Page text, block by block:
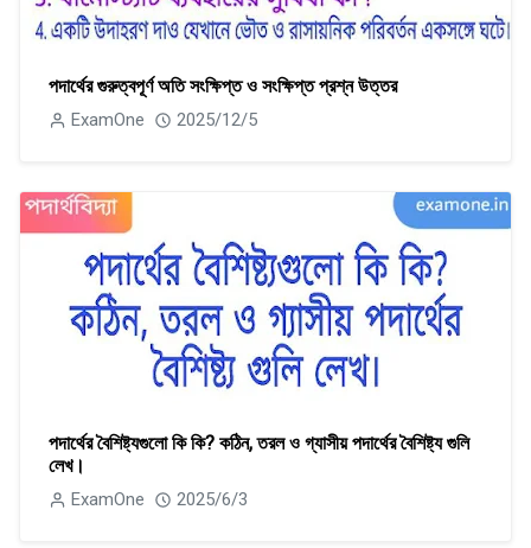
পদার্থের গুরুত্বপূর্ণ অতি সংক্ষিপ্ত ও সংক্ষিপ্ত প্রশ্ন উত্তর
ExamOne 2025/12/5
পদার্থের বৈশিষ্ট্যগুলাে কি কি? কঠিন, তরল ও গ্যাসীয় পদার্থের বৈশিষ্ট্য গুলি
লেখ।
ExamOne 2025/6/3